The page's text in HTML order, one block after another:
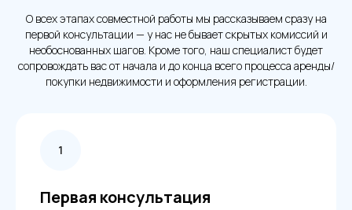
О всех этапах совместной работы мы рассказываем сразу на
первой консультации — у нас не бывает скрытых комиссий и
необоснованных шагов. Кроме того, наш специалист будет
сопровождать вас от начала и до конца всего процесса аренды/
покупки недвижимости и оформления регистрации.
Первая консультация